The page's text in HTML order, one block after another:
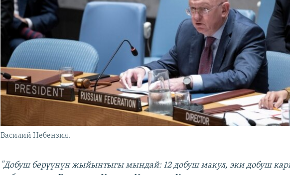
Василий Небензия.
"Добуш берүүнүн жыйынтыгы мындай: 12 добуш макул, эки добуш